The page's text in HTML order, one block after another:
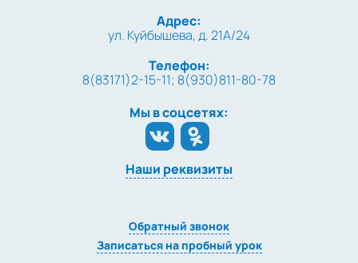
Адрес:
ул. Куйбышева, д. 21А/24
Телефон:
8(83171)2-15-11; 8(930)811-80-78
Мы в соцсетях:
Наши реквизиты
Обратный звонок
Записаться на пробный урок